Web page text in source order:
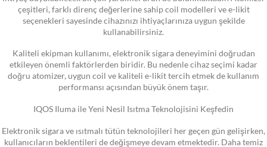
çeşitleri, farklı direnç değerlerine sahip coil modelleri ve e-likit
seçenekleri sayesinde cihazınızı ihtiyaçlarınıza uygun şekilde
kullanabilirsiniz.
Kaliteli ekipman kullanımı, elektronik sigara deneyimini doğrudan
etkileyen önemli faktörlerden biridir. Bu nedenle cihaz seçimi kadar
doğru atomizer, uygun coil ve kaliteli e-likit tercih etmek de kullanım
performansı açısından büyük önem taşır.
IQOS Iluma ile Yeni Nesil Isıtma Teknolojisini Keşfedin
Elektronik sigara ve ısıtmalı tütün teknolojileri her geçen gün gelişirken,
kullanıcıların beklentileri de değişmeye devam etmektedir. Daha temiz